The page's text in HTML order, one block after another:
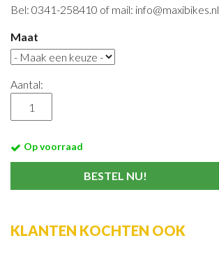
Bel: 0341-258410 of mail: info@maxibikes.nl
Maat
Aantal:
Op voorraad
KLANTEN KOCHTEN OOK